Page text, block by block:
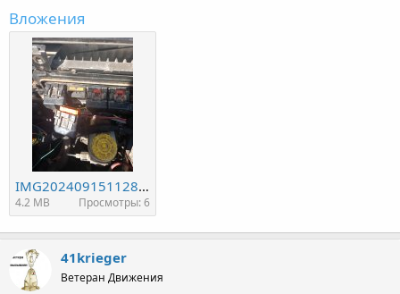
Вложения
IMG20240915112803_01.jpg
4.2 MB Просмотры: 6
41krieger
Ветеран Движения